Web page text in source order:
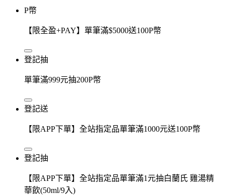
P幣
【限全盈+PAY】單筆滿$5000送100P幣
登記抽
單筆滿999元抽200P幣
登記送
【限APP下單】全站指定品單筆滿1000元送100P幣
登記抽
【限APP下單】全站指定品單筆滿1元抽白蘭氏 雞湯精
華飲(50ml/9入)